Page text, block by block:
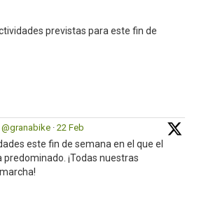
previstas para este fin de
@granabike · 22 Feb
este fin de semana en el que el
predominado. ¡Todas nuestras